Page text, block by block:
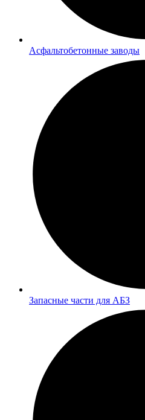
Асфальтобетонные заводы
Запасные части для АБЗ